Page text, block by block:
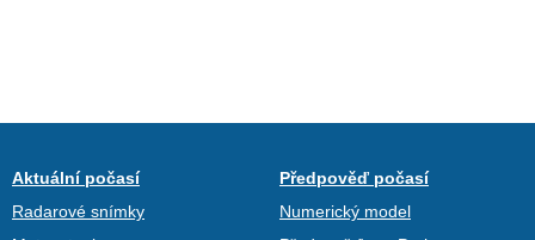
Aktuální počasí
Radarové snímky
Předpověď počasí
Numerický model